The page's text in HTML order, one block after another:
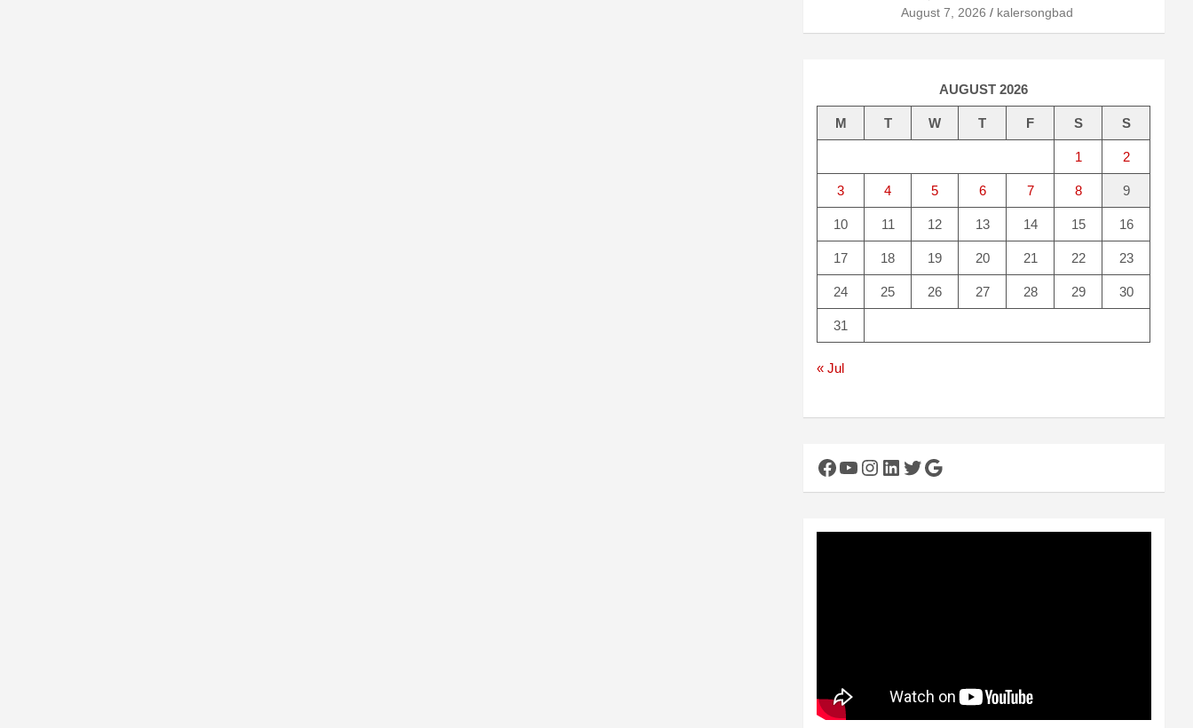
August 7, 2026 kalersongbad
AUGUST 2026
M T W T F S S
1 2
3 4 5 6 7 8 9
10 11 12 13 14 15 16
17 18 19 20 21 22 23
24 25 26 27 28 29 30
31
« Jul
Facebook
YouTube
Instagram
LinkedIn
Twitter
Google